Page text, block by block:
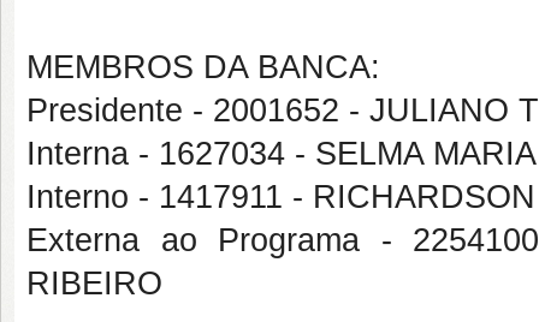
MEMBROS DA BANCA:
Presidente - 2001652 - JULIANO
Interna - 1627034 - SELMA
Interno - 1417911 -
Externa ao Programa -
RIBEIRO